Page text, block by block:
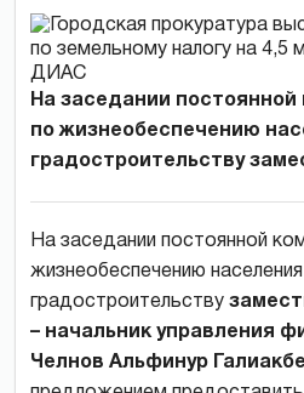
На заседании постоянной
по жизнеобеспечению
градостроительству
На заседании постоянной
жизнеобеспечению населения
градостроительству
– начальник управления
Челнов Альфинур